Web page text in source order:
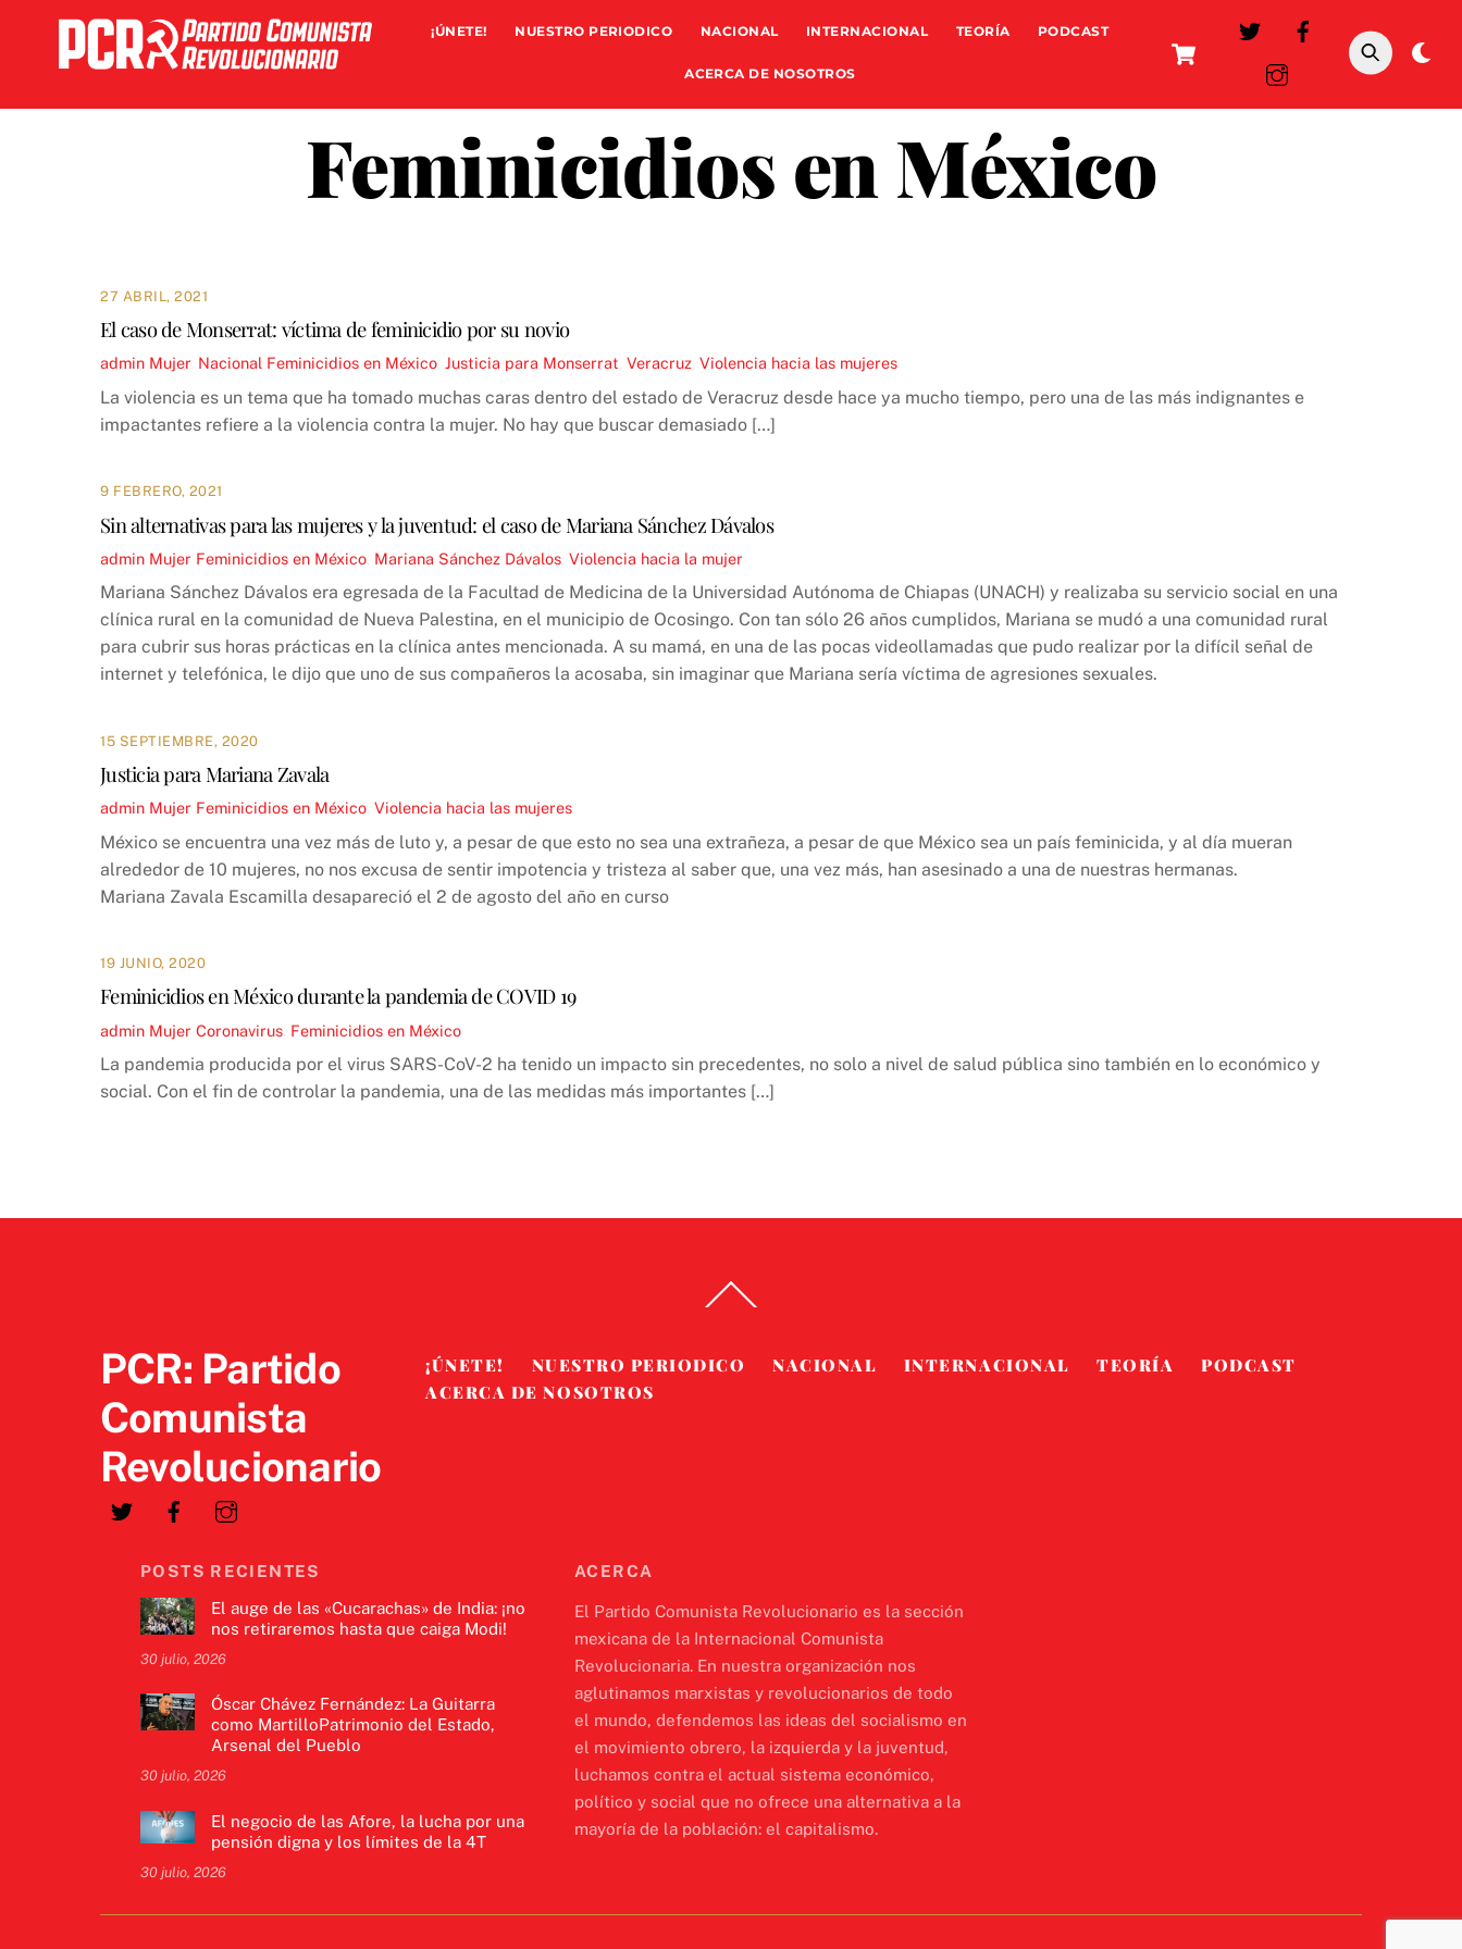
content
Cart
¡ÚNETE! NUESTRO PERIODICO NACIONAL INTERNACIONAL TEORÍA PODCAST
ACERCA DE NOSOTROS
Feminicidios en México
27 ABRIL, 2021
El caso de Monserrat: víctima de feminicidio por su novio
admin Mujer, Nacional Feminicidios en México Justicia para Monserrat Veracruz Violencia hacia las mujeres
La violencia es un tema que ha tomado muchas caras dentro del estado de Veracruz desde hace ya mucho tiempo, pero una de las más indignantes e
impactantes refiere a la violencia contra la mujer. No hay que buscar demasiado […]
9 FEBRERO, 2021
Sin alternativas para las mujeres y la juventud: el caso de Mariana Sánchez Dávalos
admin Mujer Feminicidios en México Mariana Sánchez Dávalos Violencia hacia la mujer
Mariana Sánchez Dávalos era egresada de la Facultad de Medicina de la Universidad Autónoma de Chiapas (UNACH) y realizaba su servicio social en una
clínica rural en la comunidad de Nueva Palestina, en el municipio de Ocosingo. Con tan sólo 26 años cumplidos, Mariana se mudó a una comunidad rural
para cubrir sus horas prácticas en la clínica antes mencionada. A su mamá, en una de las pocas videollamadas que pudo realizar por la difícil señal de
internet y telefónica, le dijo que uno de sus compañeros la acosaba, sin imaginar que Mariana sería víctima de agresiones sexuales.
15 SEPTIEMBRE, 2020
Justicia para Mariana Zavala
admin Mujer Feminicidios en México Violencia hacia las mujeres
México se encuentra una vez más de luto y, a pesar de que esto no sea una extrañeza, a pesar de que México sea un país feminicida, y al día mueran
alrededor de 10 mujeres, no nos excusa de sentir impotencia y tristeza al saber que, una vez más, han asesinado a una de nuestras hermanas.
Mariana Zavala Escamilla desapareció el 2 de agosto del año en curso
19 JUNIO, 2020
Feminicidios en México durante la pandemia de COVID 19
admin Mujer Coronavirus Feminicidios en México
La pandemia producida por el virus SARS-CoV-2 ha tenido un impacto sin precedentes, no solo a nivel de salud pública sino también en lo económico y
social. Con el fin de controlar la pandemia, una de las medidas más importantes […]
To
PCR: Partido
Comunista
Revolucionario
¡ÚNETE! NUESTRO PERIODICO NACIONAL INTERNACIONAL TEORÍA
PODCAST
ACERCA DE NOSOTROS
POSTS RECIENTES
El auge de las «Cucarachas» de India: ¡no
nos retiraremos hasta que caiga Modi!
30 julio, 2026
Óscar Chávez Fernández: La Guitarra
como MartilloPatrimonio del Estado,
Arsenal del Pueblo
30 julio, 2026
El negocio de las Afore, la lucha por una
pensión digna y los límites de la 4T
30 julio, 2026
ACERCA
El Partido Comunista Revolucionario es la sección
mexicana de la Internacional Comunista
Revolucionaria. En nuestra organización nos
aglutinamos marxistas y revolucionarios de todo
el mundo, defendemos las ideas del socialismo en
el movimiento obrero, la izquierda y la juventud,
luchamos contra el actual sistema económico,
político y social que no ofrece una alternativa a la
mayoría de la población: el capitalismo.